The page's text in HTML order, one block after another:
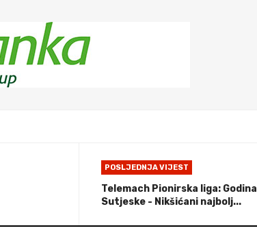
POSLJEDNJA VIJEST
Telemach Pionirska liga: Godina
Sutjeske - Nikšićani najbolj...